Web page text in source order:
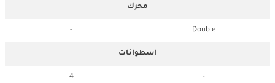
محرك
Double
-
اسطوانات
-
4